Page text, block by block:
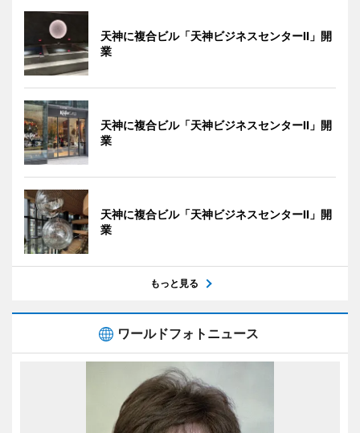
天神に複合ビル「天神ビジネスセンターII」開
業
天神に複合ビル「天神ビジネスセンターII」開
業
天神に複合ビル「天神ビジネスセンターII」開
業
もっと見る
ワールドフォトニュース